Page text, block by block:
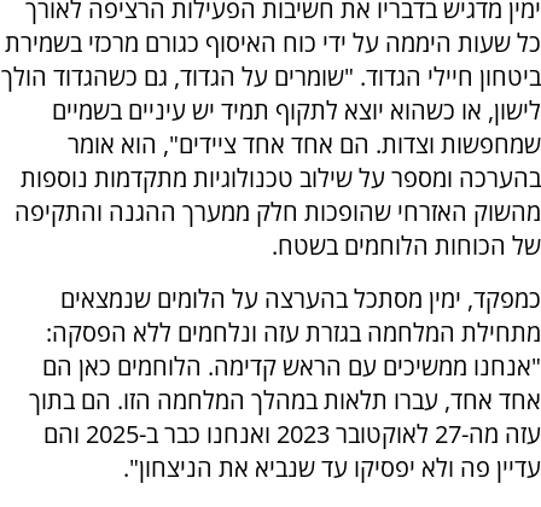
ימין מדגיש בדבריו את חשיבות הפעילות הרציפה לאורך
כל שעות היממה על ידי כוח האיסוף כגורם מרכזי בשמירת
ביטחון חיילי הגדוד. "שומרים על הגדוד, גם כשהגדוד הולך
לישון, או כשהוא יוצא לתקוף תמיד יש עיניים בשמיים
שמחפשות וצדות. הם אחד אחד ציידים", הוא אומר
בהערכה ומספר על שילוב טכנולוגיות מתקדמות נוספות
מהשוק האזרחי שהופכות חלק ממערך ההגנה והתקיפה
של הכוחות הלוחמים בשטח.
כמפקד, ימין מסתכל בהערצה על הלומים שנמצאים
מתחילת המלחמה בגזרת עזה ונלחמים ללא הפסקה:
"אנחנו ממשיכים עם הראש קדימה. הלוחמים כאן הם
אחד אחד, עברו תלאות במהלך המלחמה הזו. הם בתוך
עזה מה-27 לאוקטובר 2023 ואנחנו כבר ב-2025 והם
עדיין פה ולא יפסיקו עד שנביא את הניצחון".